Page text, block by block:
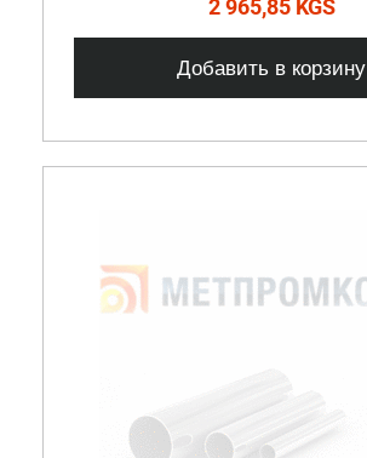
2 965,85 KGS
Добавить в корзину